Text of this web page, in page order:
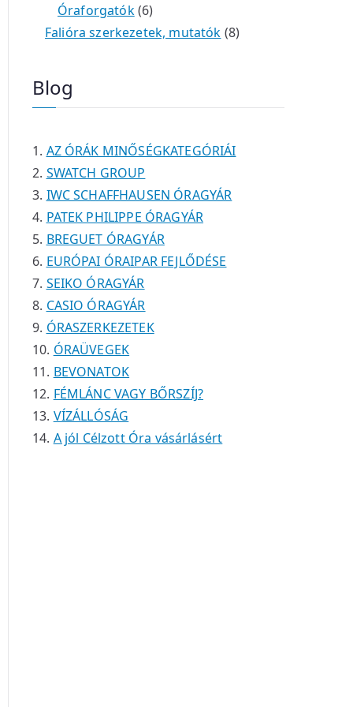
é
k
é
é
m
t
e
t
e
t
k
Óraforgatók 66
t
k
Falióra szerkezetek, mutatók 88
é
Blog
AZ ÓRÁK MINŐSÉGKATEGÓRIÁI
SWATCH GROUP
IWC SCHAFFHAUSEN ÓRAGYÁR
PATEK PHILIPPE ÓRAGYÁR
BREGUET ÓRAGYÁR
EURÓPAI ÓRAIPAR FEJLŐDÉSE
SEIKO ÓRAGYÁR
CASIO ÓRAGYÁR
ÓRASZERKEZETEK
ÓRAÜVEGEK
BEVONATOK
FÉMLÁNC VAGY BŐRSZÍJ?
VÍZÁLLÓSÁG
A jól Célzott Óra vásárlásért